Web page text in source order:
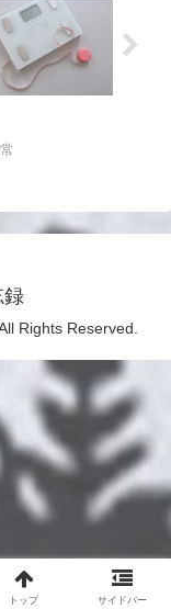
録
Rights Reserved.
トップ サイドバー